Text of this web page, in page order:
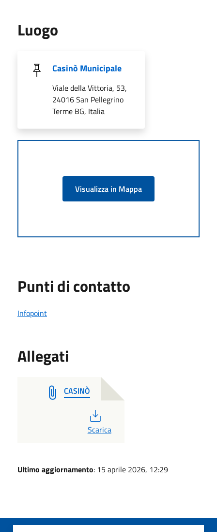
Luogo
Casinò Municipale
Viale della Vittoria, 53,
24016 San Pellegrino
Terme BG, Italia
Visualizza in Mappa
Punti di contatto
Infopoint
Allegati
CASINÒ
PDF
Scarica
Ultimo aggiornamento: 15 aprile 2026, 12:29